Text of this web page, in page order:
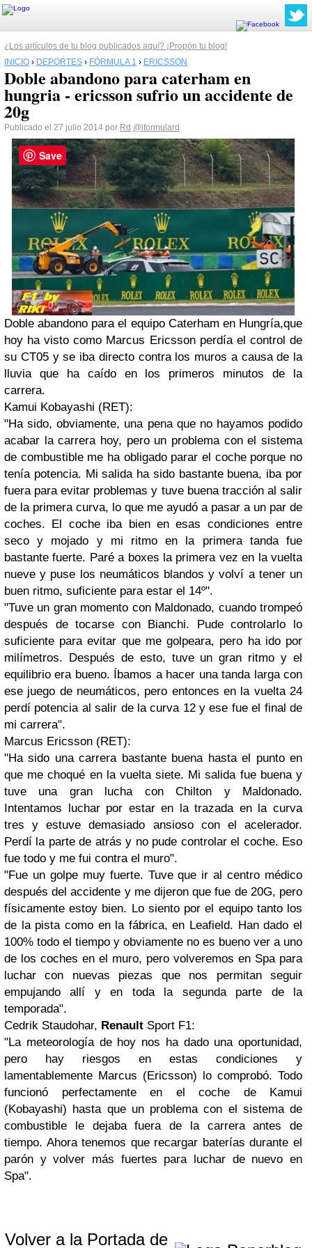
¿Los artículos de tu blog publicados aquí? ¡Propón tu blog!
INICIO › DEPORTES › FÓRMULA 1 › ERICSSON
Doble abandono para caterham en
hungria - ericsson sufrio un accidente de
20g
Publicado el 27 julio 2014 por Rd @iformulard
Doble abandono para el equipo Caterham en Hungría,que
hoy ha visto como Marcus Ericsson perdía el control de
su CT05 y se iba directo contra los muros a causa de la
lluvia que ha caído en los primeros minutos de la
carrera.
Kamui Kobayashi (RET):
"Ha sido, obviamente, una pena que no hayamos podido
acabar la carrera hoy, pero un problema con el sistema
de combustible me ha obligado parar el coche porque no
tenía potencia. Mi salida ha sido bastante buena, iba por
fuera para evitar problemas y tuve buena tracción al salir
de la primera curva, lo que me ayudó a pasar a un par de
coches. El coche iba bien en esas condiciones entre
seco y mojado y mi ritmo en la primera tanda fue
bastante fuerte. Paré a boxes la primera vez en la vuelta
nueve y puse los neumáticos blandos y volví a tener un
buen ritmo, suficiente para estar el 14º".
"Tuve un gran momento con Maldonado, cuando trompeó
después de tocarse con Bianchi. Pude controlarlo lo
suficiente para evitar que me golpeara, pero ha ido por
milímetros. Después de esto, tuve un gran ritmo y el
equilibrio era bueno. Íbamos a hacer una tanda larga con
ese juego de neumáticos, pero entonces en la vuelta 24
perdí potencia al salir de la curva 12 y ese fue el final de
mi carrera".
Marcus Ericsson (RET):
"Ha sido una carrera bastante buena hasta el punto en
que me choqué en la vuelta siete. Mi salida fue buena y
tuve una gran lucha con Chilton y Maldonado.
Intentamos luchar por estar en la trazada en la curva
tres y estuve demasiado ansioso con el acelerador.
Perdí la parte de atrás y no pude controlar el coche. Eso
fue todo y me fui contra el muro".
"Fue un golpe muy fuerte. Tuve que ir al centro médico
después del accidente y me dijeron que fue de 20G, pero
físicamente estoy bien. Lo siento por el equipo tanto los
de la pista como en la fábrica, en Leafield. Han dado el
100% todo el tiempo y obviamente no es bueno ver a uno
de los coches en el muro, pero volveremos en Spa para
luchar con nuevas piezas que nos permitan seguir
empujando allí y en toda la segunda parte de la
temporada".
Cedrik Staudohar, Renault Sport F1:
"La meteorología de hoy nos ha dado una oportunidad,
pero hay riesgos en estas condiciones y
lamentablemente Marcus (Ericsson) lo comprobó. Todo
funcionó perfectamente en el coche de Kamui
(Kobayashi) hasta que un problema con el sistema de
combustible le dejaba fuera de la carrera antes de
tiempo. Ahora tenemos que recargar baterías durante el
parón y volver más fuertes para luchar de nuevo en
Spa".
Volver a la Portada de
Save